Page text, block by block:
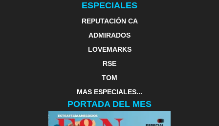
ESPECIALES
REPUTACIÓN CA
ADMIRADOS
LOVEMARKS
RSE
TOM
MAS ESPECIALES...
PORTADA DEL MES